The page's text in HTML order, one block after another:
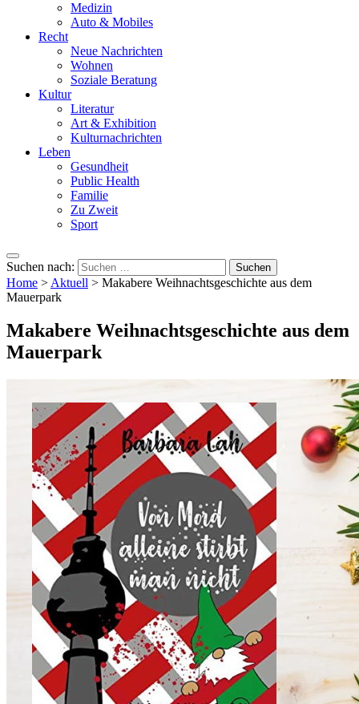
Medizin
Auto & Mobiles
Recht
Neue Nachrichten
Wohnen
Soziale Beratung
Kultur
Literatur
Art & Exhibition
Kulturnachrichten
Leben
Gesundheit
Public Health
Familie
Zu Zweit
Sport
Suchen nach:
Home > Aktuell > Makabere Weihnachtsgeschichte aus dem
Mauerpark
Makabere Weihnachtsgeschichte aus dem
Mauerpark